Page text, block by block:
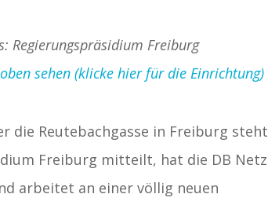
Regierungspräsidium Freiburg
sehen (klicke hier für die Einrichtung)
die Reutebachgasse in Freiburg steht
Freiburg mitteilt, hat die DB Netz
arbeitet an einer völlig neuen